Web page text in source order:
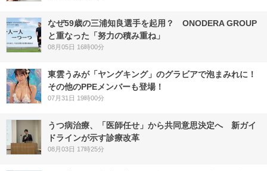
なぜ59歳の三浦知良選手を起用？ ONODERA GROUP
と重なった「努力の積み重ね」
08月05日 16時00分
東雲うみが「ヤングキング」のグラビアで泡まみれに！
その他のPPEメンバーも登場！
07月31日 19時00分
うつ病治療、「医師任せ」から共同意思決定へ 新ガイ
ドラインが示す診療改革
08月03日 17時25分